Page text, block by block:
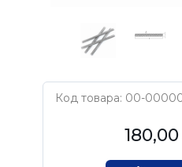
Код товара: 00-
Нет бренда